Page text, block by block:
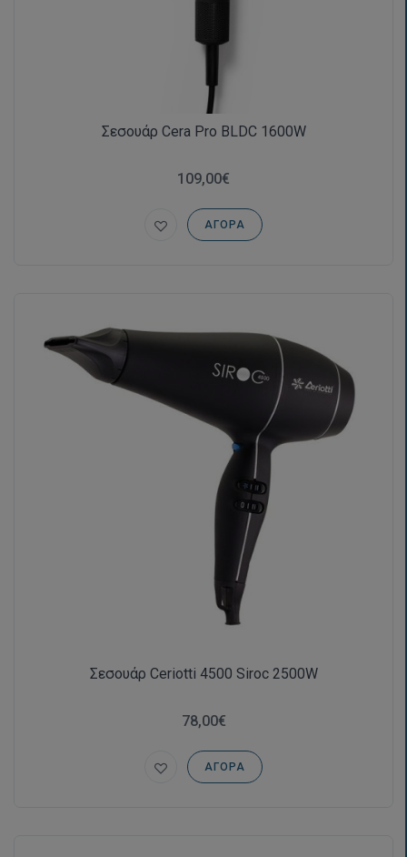
Σεσουάρ Cera Pro BLDC 1600W
109,00€
ΑΓΟΡΆ
Σεσουάρ Ceriotti 4500 Siroc 2500W
78,00€
ΑΓΟΡΆ